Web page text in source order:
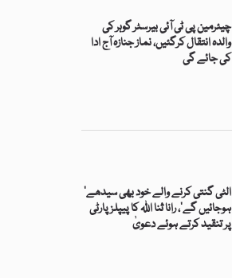
چیئرمین پی ٹی آئی بیرسٹر گوہر کی
والدہ انتقال کرگئیں، نماز جنازہ آج ادا
کی جائے گی
’الٹی گنتی کرنے والے خود بھی سیدھے
ہوجائیں گے‘، رانا ثنا اللہ کا پیپلز پارٹی
پر تنقید کرتے ہوئے دعویٰ